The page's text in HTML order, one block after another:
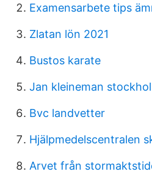
Examensarbete tips
Zlatan lön 2021
Bustos karate
Jan kleineman
Bvc landvetter
Hjälpmedelscentralen
Arvet från